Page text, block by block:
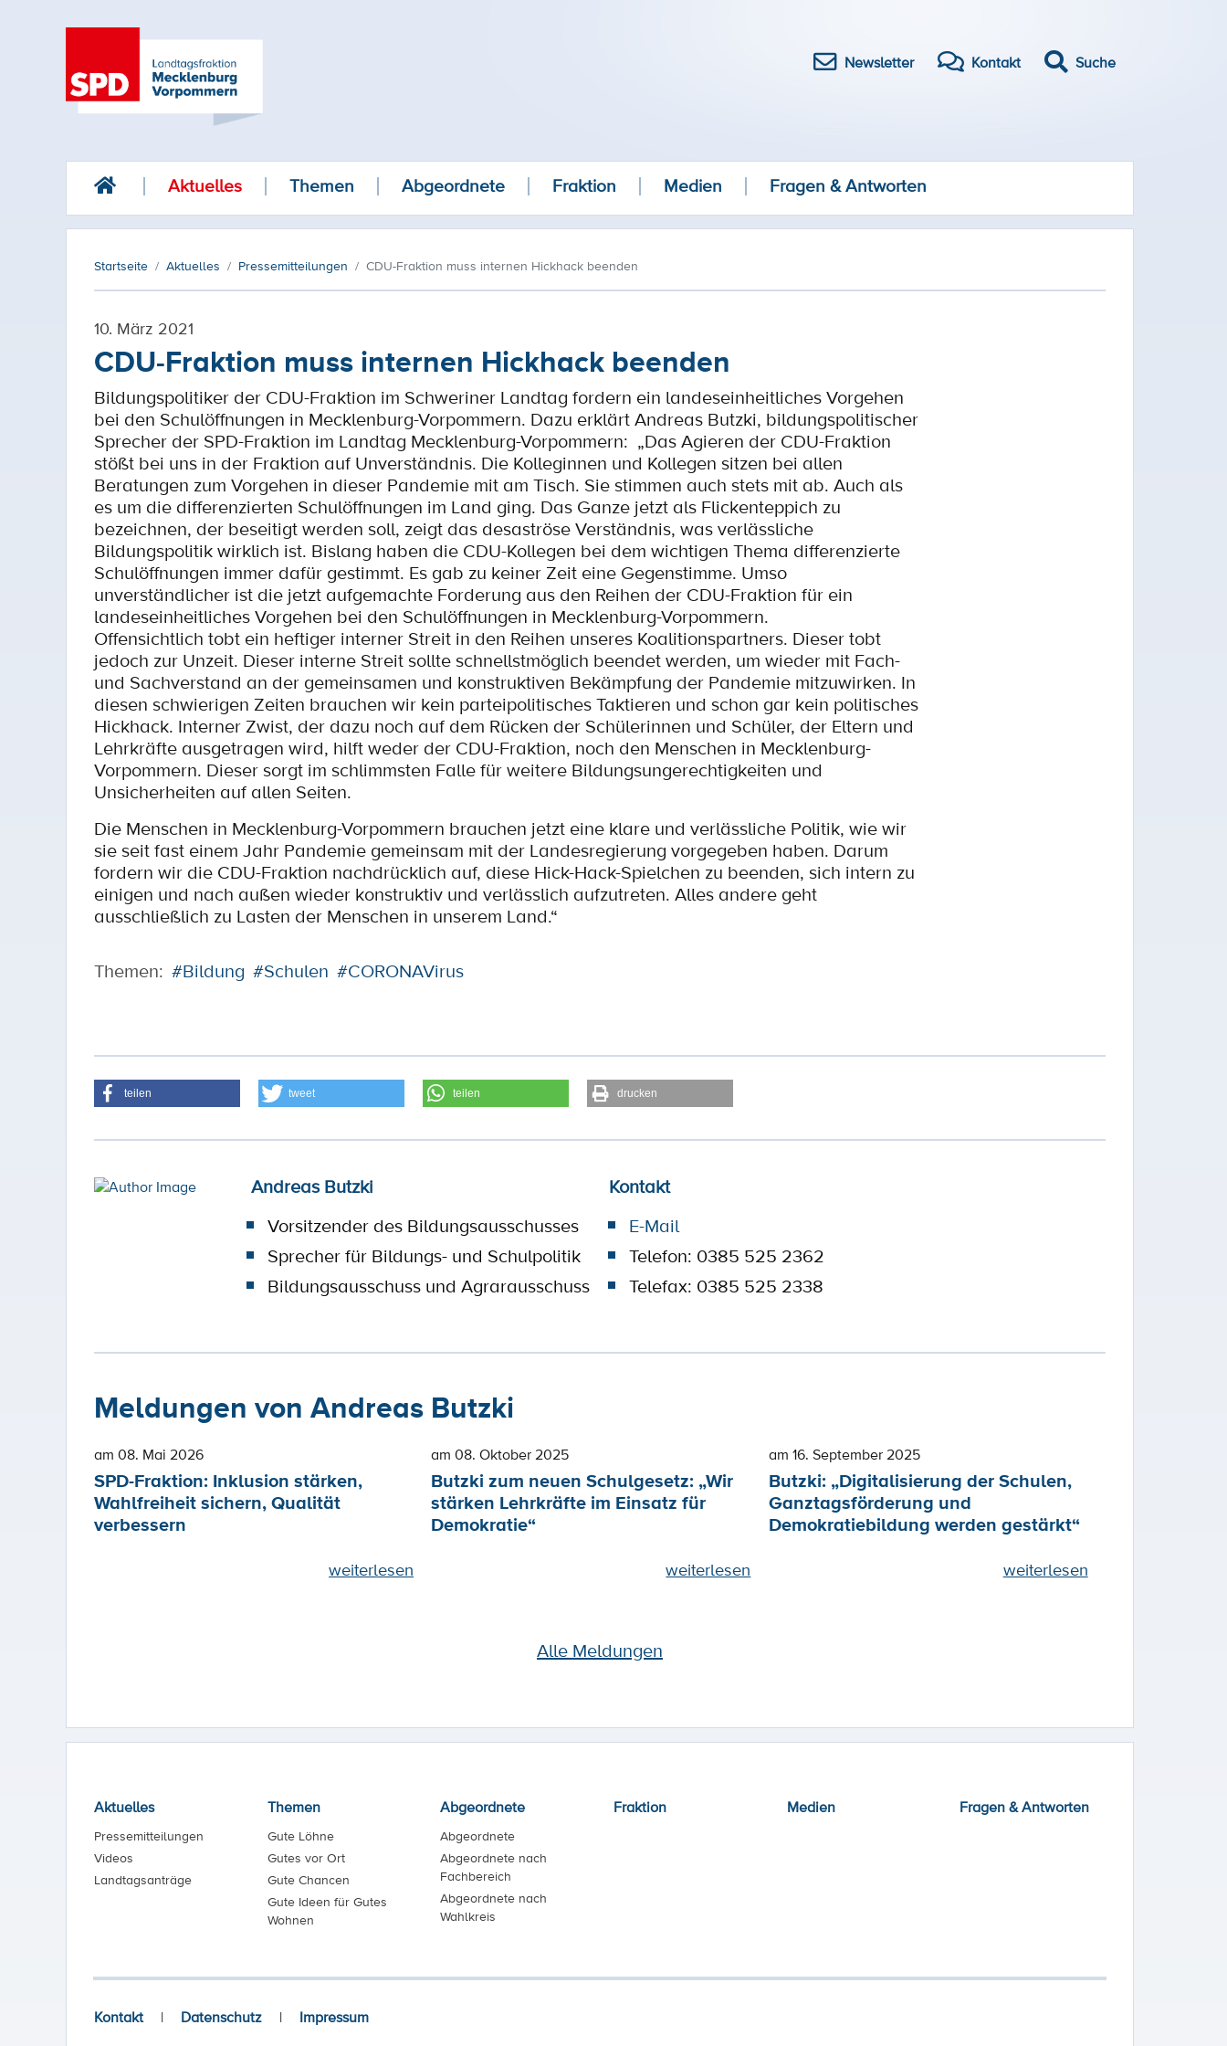
Newsletter Kontakt Suche
Aktuelles Themen Abgeordnete Fraktion Medien Fragen & Antworten
Startseite Aktuelles Pressemitteilungen CDU-Fraktion muss internen Hickhack beenden
10. März 2021
CDU-Fraktion muss internen Hickhack beenden
Bildungspolitiker der CDU-Fraktion im Schweriner Landtag fordern ein landeseinheitliches Vorgehen
bei den Schulöffnungen in Mecklenburg-Vorpommern. Dazu erklärt Andreas Butzki, bildungspolitischer
Sprecher der SPD-Fraktion im Landtag Mecklenburg-Vorpommern: „Das Agieren der CDU-Fraktion
stößt bei uns in der Fraktion auf Unverständnis. Die Kolleginnen und Kollegen sitzen bei allen
Beratungen zum Vorgehen in dieser Pandemie mit am Tisch. Sie stimmen auch stets mit ab. Auch als
es um die differenzierten Schulöffnungen im Land ging. Das Ganze jetzt als Flickenteppich zu
bezeichnen, der beseitigt werden soll, zeigt das desaströse Verständnis, was verlässliche
Bildungspolitik wirklich ist. Bislang haben die CDU-Kollegen bei dem wichtigen Thema differenzierte
Schulöffnungen immer dafür gestimmt. Es gab zu keiner Zeit eine Gegenstimme. Umso
unverständlicher ist die jetzt aufgemachte Forderung aus den Reihen der CDU-Fraktion für ein
landeseinheitliches Vorgehen bei den Schulöffnungen in Mecklenburg-Vorpommern.
Offensichtlich tobt ein heftiger interner Streit in den Reihen unseres Koalitionspartners. Dieser tobt
jedoch zur Unzeit. Dieser interne Streit sollte schnellstmöglich beendet werden, um wieder mit Fach-
und Sachverstand an der gemeinsamen und konstruktiven Bekämpfung der Pandemie mitzuwirken. In
diesen schwierigen Zeiten brauchen wir kein parteipolitisches Taktieren und schon gar kein politisches
Hickhack. Interner Zwist, der dazu noch auf dem Rücken der Schülerinnen und Schüler, der Eltern und
Lehrkräfte ausgetragen wird, hilft weder der CDU-Fraktion, noch den Menschen in Mecklenburg-
Vorpommern. Dieser sorgt im schlimmsten Falle für weitere Bildungsungerechtigkeiten und
Unsicherheiten auf allen Seiten.
Die Menschen in Mecklenburg-Vorpommern brauchen jetzt eine klare und verlässliche Politik, wie wir
sie seit fast einem Jahr Pandemie gemeinsam mit der Landesregierung vorgegeben haben. Darum
fordern wir die CDU-Fraktion nachdrücklich auf, diese Hick-Hack-Spielchen zu beenden, sich intern zu
einigen und nach außen wieder konstruktiv und verlässlich aufzutreten. Alles andere geht
ausschließlich zu Lasten der Menschen in unserem Land.“
Themen: #Bildung #Schulen #CORONAVirus
teilen tweet teilen drucken
Andreas Butzki
Kontakt
Vorsitzender des Bildungsausschusses
Sprecher für Bildungs- und Schulpolitik
Bildungsausschuss und Agrarausschuss
E-Mail
Telefon: 0385 525 2362
Telefax: 0385 525 2338
Meldungen von Andreas Butzki
am 08. Mai 2026
SPD-Fraktion: Inklusion stärken,
Wahlfreiheit sichern, Qualität
verbessern
weiterlesen
am 08. Oktober 2025
Butzki zum neuen Schulgesetz: „Wir
stärken Lehrkräfte im Einsatz für
Demokratie“
weiterlesen
am 16. September 2025
Butzki: „Digitalisierung der Schulen,
Ganztagsförderung und
Demokratiebildung werden gestärkt“
weiterlesen
Alle Meldungen
Aktuelles
Pressemitteilungen
Videos
Landtagsanträge
Themen
Gute Löhne
Gutes vor Ort
Gute Chancen
Gute Ideen für Gutes
Wohnen
Abgeordnete
Abgeordnete
Abgeordnete nach
Fachbereich
Abgeordnete nach
Wahlkreis
Fraktion Medien Fragen & Antworten
Kontakt | Datenschutz | Impressum